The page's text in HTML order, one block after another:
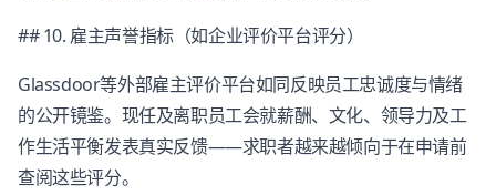
## 10. 雇主声誉指标（如企业评价平台评分）
Glassdoor等外部雇主评价平台如同反映员工忠诚度与情绪
的公开镜鉴。现任及离职员工会就薪酬、文化、领导力及工
作生活平衡发表真实反馈——求职者越来越倾向于在申请前
查阅这些评分。